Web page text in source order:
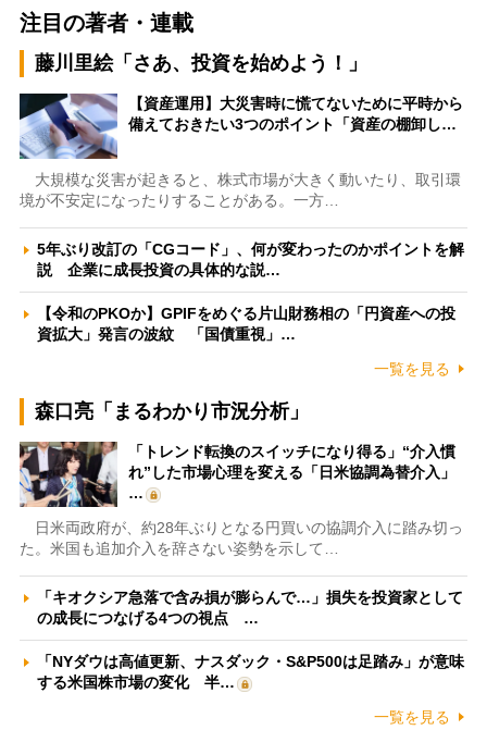
注目の著者・連載
藤川里絵「さあ、投資を始めよう！」
【資産運用】大災害時に慌てないために平時から
備えておきたい3つのポイント「資産の棚卸し…
大規模な災害が起きると、株式市場が大きく動いたり、取引環
境が不安定になったりすることがある。一方…
5年ぶり改訂の「CGコード」、何が変わったのかポイントを解
説 企業に成長投資の具体的な説…
【令和のPKOか】GPIFをめぐる片山財務相の「円資産への投
資拡大」発言の波紋 「国債重視」…
一覧を見る
森口亮「まるわかり市況分析」
「トレンド転換のスイッチになり得る」“介入慣
れ”した市場心理を変える「日米協調為替介入」
…
日米両政府が、約28年ぶりとなる円買いの協調介入に踏み切っ
た。米国も追加介入を辞さない姿勢を示して…
「キオクシア急落で含み損が膨らんで…」損失を投資家として
の成長につなげる4つの視点 …
「NYダウは高値更新、ナスダック・S&P500は足踏み」が意味
する米国株市場の変化 半…
一覧を見る